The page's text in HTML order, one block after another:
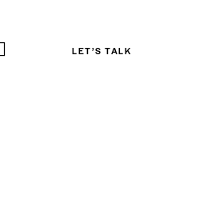
LET’S TALK